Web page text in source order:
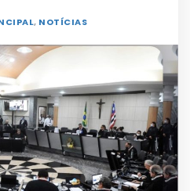
, NOTÍCIAS